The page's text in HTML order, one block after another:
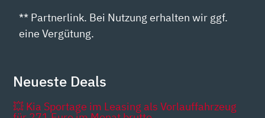
** Partnerlink. Bei Nutzung erhalten wir ggf.
eine Vergütung.
Neueste Deals
💥 Kia Sportage im Leasing als Vorlauffahrzeug